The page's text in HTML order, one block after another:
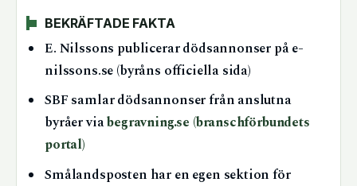
BEKRÄFTADE FAKTA
E. Nilssons publicerar dödsannonser på e-
nilssons.se (byråns officiella sida)
SBF samlar dödsannonser från anslutna
byråer viabegravning.se (branschförbundets
portal)
Smålandsposten har en egen sektion för